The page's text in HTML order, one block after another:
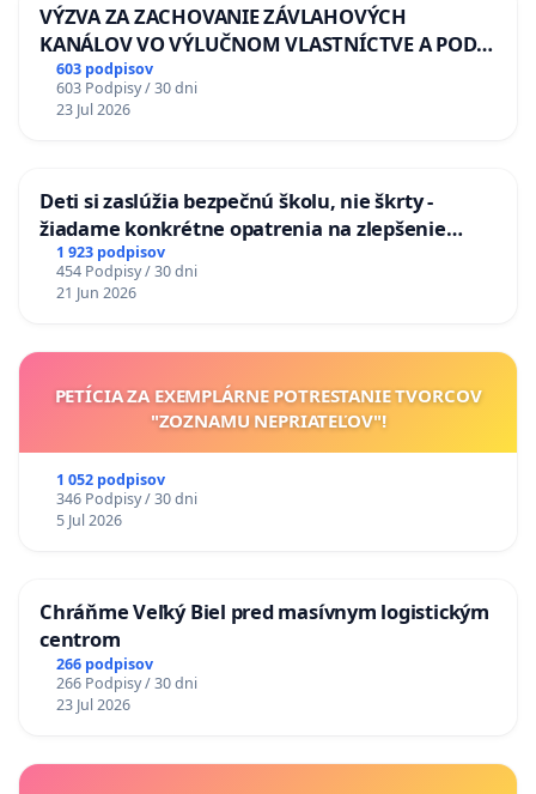
VÝZVA ZA ZACHOVANIE ZÁVLAHOVÝCH
KANÁLOV VO VÝLUČNOM VLASTNÍCTVE A POD
KONTROLOU SLOVENSKEJ REPUBLIKY & žiadosť
na riešenie zanedbaného stavu závlahových a
odvodňovacích kanálov na Slovensku
603 podpisov
603 Podpisy / 30 dni
23 Jul 2026
Deti si zaslúžia bezpečnú školu, nie škrty -
žiadame konkrétne opatrenia na zlepšenie
situácie v školstve
1 923 podpisov
454 Podpisy / 30 dni
21 Jun 2026
PETÍCIA ZA EXEMPLÁRNE POTRESTANIE TVORCOV
"ZOZNAMU NEPRIATEĽOV"!
1 052 podpisov
346 Podpisy / 30 dni
5 Jul 2026
Chráňme Veľký Biel pred masívnym logistickým
centrom
266 podpisov
266 Podpisy / 30 dni
23 Jul 2026